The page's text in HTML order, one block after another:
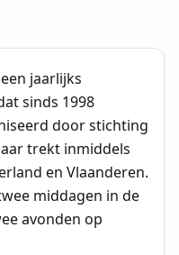
jaarlijks
sinds 1998
door stichting
trekt inmiddels
en Vlaanderen.
middagen in de
avonden op